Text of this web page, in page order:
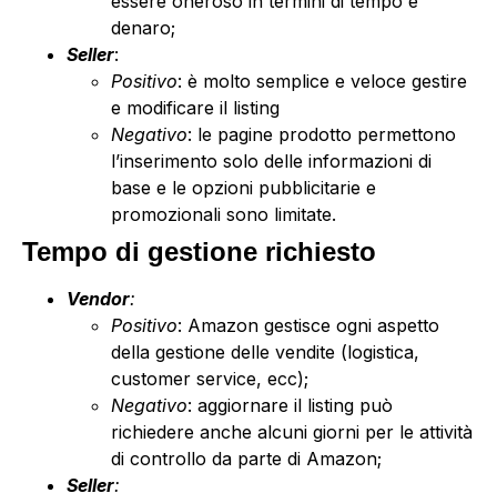
denaro;
Seller:
Positivo: è molto semplice e veloce gestire
e modificare il listing
Negativo: le pagine prodotto permettono
l’inserimento solo delle informazioni di
base e le opzioni pubblicitarie e
promozionali sono limitate.
Tempo di gestione richiesto
Vendor:
Positivo: Amazon gestisce ogni aspetto
della gestione delle vendite (logistica,
customer service, ecc);
Negativo: aggiornare il listing può
richiedere anche alcuni giorni per le attività
di controllo da parte di Amazon;
Seller: